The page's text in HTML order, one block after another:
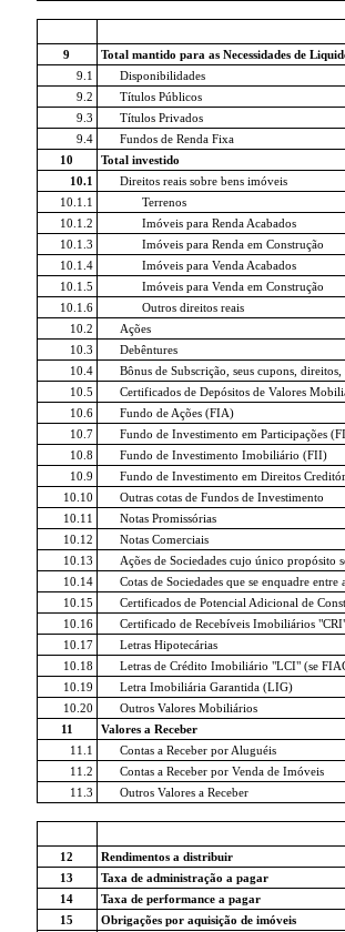
9
Total mantido para as Necessidades de
9.1
Disponibilidades
9.2
Títulos Públicos
9.3
Títulos Privados
9.4
Fundos de Renda Fixa
10
Total investido
10.1
Direitos reais sobre bens imóveis
10.1.1
Terrenos
10.1.2
Imóveis para Renda Acabados
10.1.3
Imóveis para Renda em Construção
10.1.4
Imóveis para Venda Acabados
10.1.5
Imóveis para Venda em Construção
10.1.6
Outros direitos reais
10.2
Ações
10.3
Debêntures
10.4
Bônus de Subscrição, seus cupons,
10.5
Certificados de Depósitos de Valores
10.6
Fundo de Ações (FIA)
10.7
Fundo de Investimento em Participações
10.8
Fundo de Investimento Imobiliário (FII)
10.9
Fundo de Investimento em Direitos
10.10
Outras cotas de Fundos de Investimento
10.11
Notas Promissórias
10.12
Notas Comerciais
10.13
Ações de Sociedades cujo único propósito
10.14
Cotas de Sociedades que se enquadre
10.15
Certificados de Potencial Adicional de
10.16
Certificado de Recebíveis Imobiliários
10.17
Letras Hipotecárias
10.18
Letras de Crédito Imobiliário "LCI" (se
10.19
Letra Imobiliária Garantida (LIG)
10.20
Outros Valores Mobiliários
11
Valores a Receber
11.1
Contas a Receber por Aluguéis
11.2
Contas a Receber por Venda de Imóveis
11.3
Outros Valores a Receber
12
Rendimentos a distribuir
13
Taxa de administração a pagar
14
Taxa de performance a pagar
15
Obrigações por aquisição de imóveis